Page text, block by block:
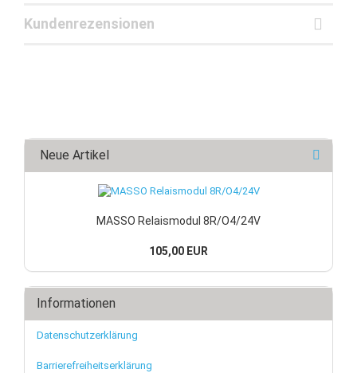
Kundenrezensionen
Neue Artikel
MASSO Relaismodul 8R/O4/24V
105,00 EUR
Informationen
Datenschutzerklärung
Barrierefreiheitserklärung